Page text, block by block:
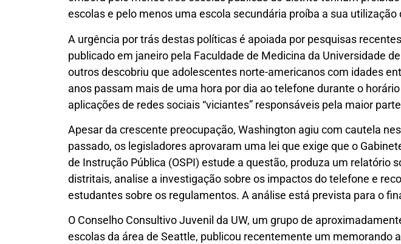
escolas e pelo menos uma escola secundária proíba a sua utilização
A urgência por trás destas políticas é apoiada por pesquisas
publicado em janeiro pela Faculdade de Medicina da Universidade
outros descobriu que adolescentes norte-americanos com idades
anos passam mais de uma hora por dia ao telefone durante o
aplicações de redes sociais “viciantes” responsáveis ​​pela maior
Apesar da crescente preocupação, Washington agiu com cautela
passado, os legisladores aprovaram uma lei que exige que o
de Instrução Pública (OSPI) estude a questão, produza um relatório
distritais, analise a investigação sobre os impactos do telefone e
estudantes sobre os regulamentos. A análise está prevista para o
O Conselho Consultivo Juvenil da UW, um grupo de
escolas da área de Seattle, publicou recentemente um memorando